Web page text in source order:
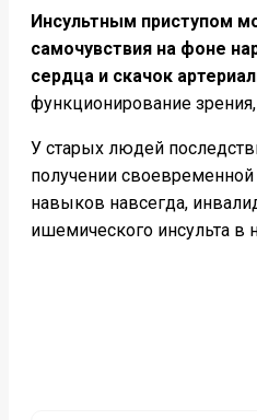
Инсультным приступом
самочувствия на фоне
сердца и скачок
функционирование
У старых людей
получении
навыков навсегда,
ишемического инсульта в